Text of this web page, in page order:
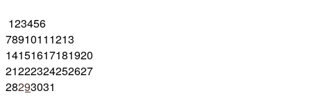
123456
78910111213
14151617181920
21222324252627
28293031